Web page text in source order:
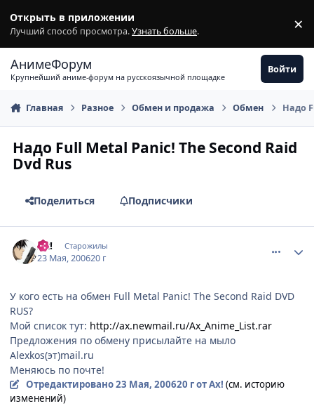
Открыть в приложении
Лучший способ просмотра.Узнать больше. ×
АнимеФорум
Крупнейший аниме-форум на русскоязычной площадке
Войти
Главная Разное Обмен и продажа Обмен Надо
Надо Full Metal Panic! The Second Raid
Dvd Rus
Поделиться Подписчики
Ax! Старожилы
23 Мая, 200620 г
У кого есть на обмен Full Metal Panic! The Second Raid DVD
RUS?
Мой список тут: http://ax.newmail.ru/Ax_Anime_List.rar
Предложения по обмену присылайте на мыло
Alexkos(эт)mail.ru
Меняюсь по почте!
Отредактировано23 Мая, 200620 гот Ax! (см. историю
изменений)